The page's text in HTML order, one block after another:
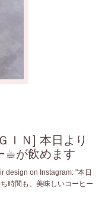
Ｎ] 本日より
☕︎が飲めます
design on Instagram: "本日
時間も、美味しいコーヒー